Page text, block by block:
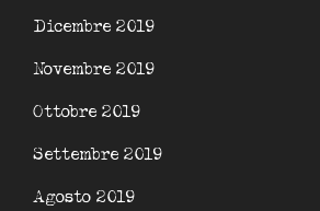
Dicembre 2019
Novembre 2019
Ottobre 2019
Settembre 2019
Agosto 2019